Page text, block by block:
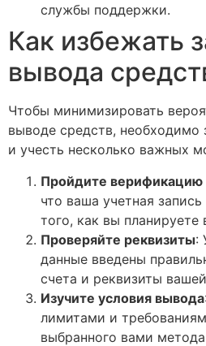
службы поддержки.
Как избежать
вывода
Чтобы минимизировать
выводе средств, необходимо
и учесть несколько важных
Пройдите верификацию
что ваша учетная
того, как вы планируете
Проверяйте реквизиты:
данные введены
счета и реквизиты
Изучите условия вывода
лимитами и
выбранного вами